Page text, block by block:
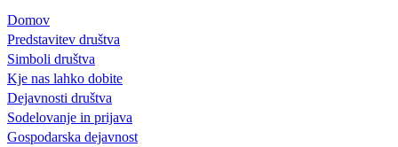
Domov
Predstavitev društva
Simboli društva
Kje nas lahko dobite
Dejavnosti društva
Sodelovanje in prijava
Gospodarska dejavnost